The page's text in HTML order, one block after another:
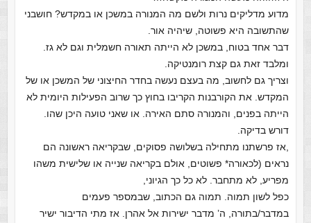
מדוע מדליקים נרות ולשם מה המנורה במשכן או במקדש? חושבני
שהתשובה היא פשוטה, שיהיה אור.
דבר אחד בטוח, במשכן לא הייתה תאורה חשמלית וגם לא גז.
ומלבד זאת גם קצת רומנטיקה.
וצריך גם לחשוב, מה בעצם נעשה בחדר החיצוני של המשכן או של
המקדש. את הקורבנות הקריבו בחוץ כך שרוב הפעילות היומית לא
הייתה בפנים, והמנורה סתם האירה. או שאני טועה היכן שהו.
דורש בדיקה.
,אז פרשתנו מתחילה בשלושה פסוקים, שבקריאה ראשונה הם
נראים (לכאורה* פשוטים, אולם בקריאה שנייה או שלישית משהו
מפריע, לא מתחבר. לא כל כך הגיוני,
כפל לשון תמוה. תמוה גם הכתוב, שבמספר פעמים
במדבר/בתורה, ה’ מדבר ישירות אל אהרן. אז מתי הדיבור ישיר